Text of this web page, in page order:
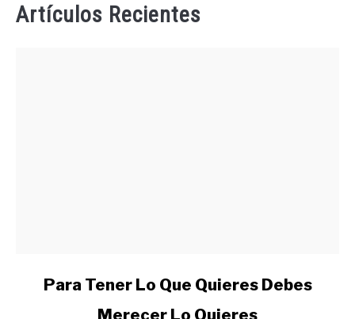
Artículos Recientes
Para Tener Lo Que Quieres Debes